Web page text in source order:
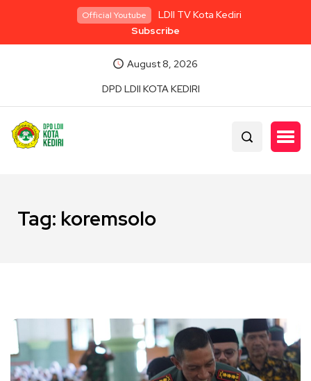
Official Youtube
LDII TV Kota Kediri
Subscribe
August 8, 2026
DPD LDII KOTA KEDIRI
Tag: koremsolo